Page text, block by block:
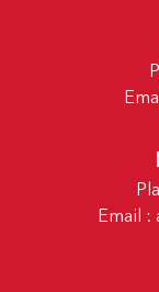
Email :